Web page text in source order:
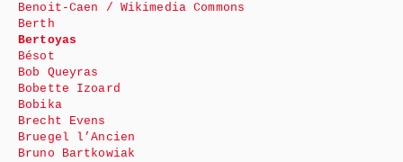
Benoit-Caen / Wikimedia Commons
Berth
Bertoyas
Bésot
Bob Queyras
Bobette Izoard
Bobika
Brecht Evens
Bruegel l’Ancien
Bruno Bartkowiak